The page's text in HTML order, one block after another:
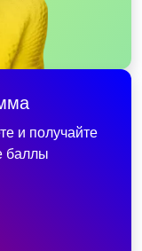
и получайте
баллы